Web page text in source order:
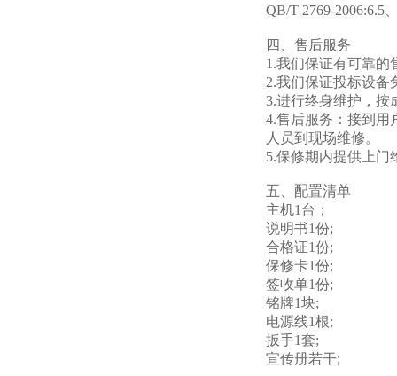
QB/T 2769-2006:6.5
四、 售后服务
1 .我们保证有可靠的
2.我们保证投标设备
3.进行终身维护，按
4.售后服务：接到用
人员到现场维修。
5.保修期内提供上门
五、配置清单
主机1台；
说明书1份;
合格证1份;
保修卡1份;
签收单1份;
铭牌1块;
电源线1根;
扳手1套;
宣传册若干;